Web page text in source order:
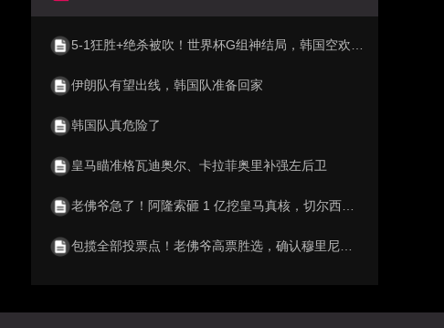
5-1狂胜+绝杀被吹！世界杯G组神结局，韩国空欢喜 比利时逆袭成第1
伊朗队有望出线，韩国队准备回家
韩国队真危险了
皇马瞄准格瓦迪奥尔、卡拉菲奥里补强左后卫
老佛爷急了！阿隆索砸 1 亿挖皇马真核，切尔西截胡利物浦阿森纳
包揽全部投票点！老佛爷高票胜选，确认穆里尼奥重返伯纳乌执教